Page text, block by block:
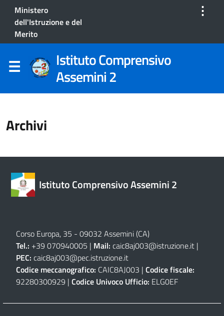
Ministero
dell'Istruzione e del
Merito
⋮
Istituto Comprensivo
Assemini 2
Archivi
Istituto Comprensivo Assemini 2
Corso Europa, 35 - 09032 Assemini (CA)
Tel.: +39 070940005 | Mail: caic8aj003@istruzione.it |
PEC: caic8aj003@pec.istruzione.it
Codice meccanografico: CAIC8AJ003 | Codice fiscale:
92280300929 | Codice Univoco Ufficio: ELG0EF